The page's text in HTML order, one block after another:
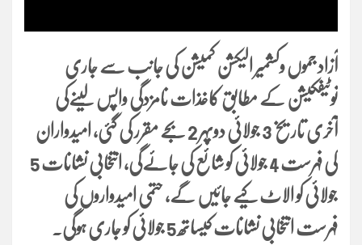
آزاد جموں وکشمیر الیکشن کمیشن کی جانب سے جاری
نوٹیفکیشن کے مطابق کاغذات نامزدگی واپس لینےکی
آخری تاریخ 3 جولائی دوپہر 2 بجے مقرر کی گئی، امیدواران
کی فہرست 4 جولائی کو شائع کی جائےگی، انتخابی نشانات 5
جولائی کو الاٹ کیے جائیں گے، حتمی امیدواروں کی
فہرست انتخابی نشانات کیساتھ 5 جولائی کو جاری ہوگی۔